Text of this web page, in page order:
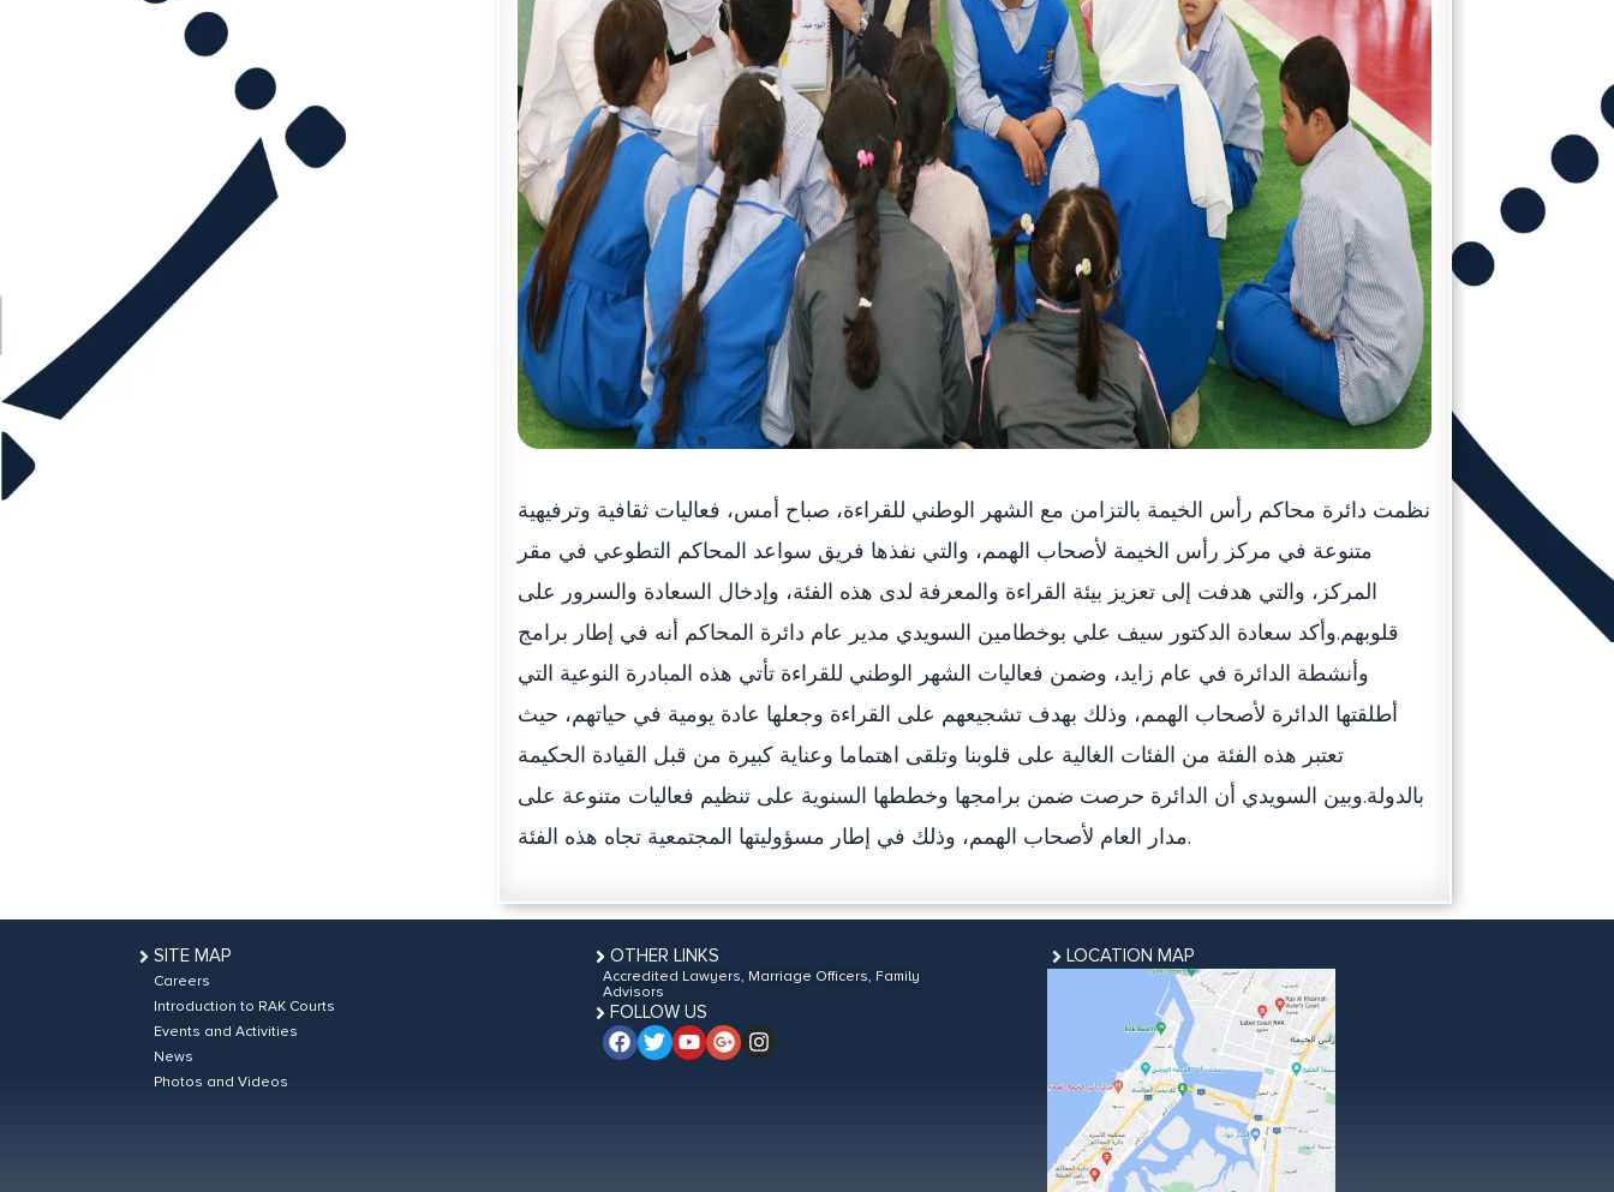
نظمت دائرة محاكم رأس الخيمة بالتزامن مع الشهر الوطني للقراءة، صباح أمس، فعاليات ثقافية وترفيهية
متنوعة في مركز رأس الخيمة لأصحاب الهمم، والتي نفذها فريق سواعد المحاكم التطوعي في مقر
المركز، والتي هدفت إلى تعزيز بيئة القراءة والمعرفة لدى هذه الفئة، وإدخال السعادة والسرور على
قلوبهم.وأكد سعادة الدكتور سيف علي بوخطامين السويدي مدير عام دائرة المحاكم أنه في إطار برامج
وأنشطة الدائرة في عام زايد، وضمن فعاليات الشهر الوطني للقراءة تأتي هذه المبادرة النوعية التي
أطلقتها الدائرة لأصحاب الهمم، وذلك بهدف تشجيعهم على القراءة وجعلها عادة يومية في حياتهم، حيث
تعتبر هذه الفئة من الفئات الغالية على قلوبنا وتلقى اهتماما وعناية كبيرة من قبل القيادة الحكيمة
بالدولة.وبين السويدي أن الدائرة حرصت ضمن برامجها وخططها السنوية على تنظيم فعاليات متنوعة على
مدار العام لأصحاب الهمم، وذلك في إطار مسؤوليتها المجتمعية تجاه هذه الفئة.
SITE MAP
Careers
Introduction to RAK Courts
Events and Activities
News
Photos and Videos
OTHER LINKS
Accredited Lawyers, Marriage Officers, Family
Advisors
FOLLOW US
LOCATION MAP